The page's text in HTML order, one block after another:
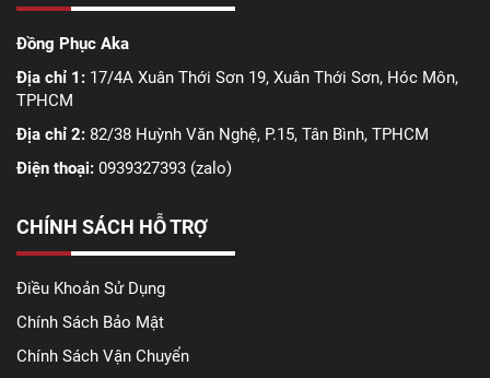
Đồng Phục Aka
Địa chỉ 1: 17/4A Xuân Thới Sơn 19, Xuân Thới Sơn, Hóc Môn,
TPHCM
Địa chỉ 2: 82/38 Huỳnh Văn Nghệ, P.15, Tân Bình, TPHCM
Điện thoại: 0939327393 (zalo)
CHÍNH SÁCH HỖ TRỢ
Điều Khoản Sử Dụng
Chính Sách Bảo Mật
Chính Sách Vận Chuyển